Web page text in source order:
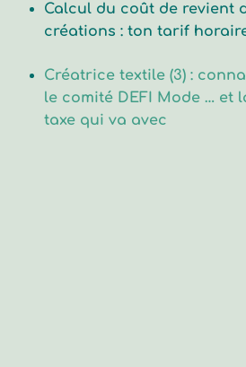
Calcul du coût de revient
créations : ton tarif
Créatrice textile (3) :
le comité DEFI Mode … et
taxe qui va avec